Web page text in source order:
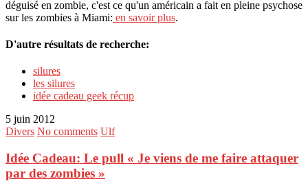
déguisé en zombie, c'est ce qu'un américain a fait en pleine psychose
sur les zombies à Miami: en savoir plus.
D'autre résultats de recherche:
silures
les silures
idée cadeau geek récup
5 juin 2012
Divers No comments Ulf
Idée Cadeau: Le pull « Je viens de me faire attaquer
par des zombies »